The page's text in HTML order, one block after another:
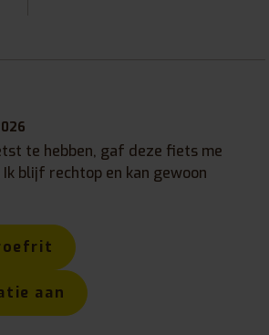
te hebben, gaf deze fiets me
blijf rechtop en kan gewoon
aan